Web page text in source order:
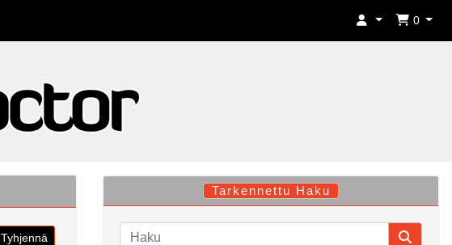
0
Tyhjennä
Tarkennettu Haku